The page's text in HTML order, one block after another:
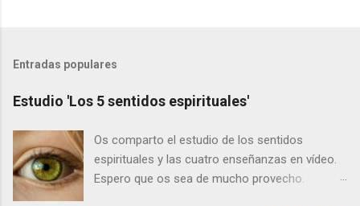
Entradas populares
Estudio 'Los 5 sentidos espirituales'
Os comparto el estudio de los sentidos
espirituales y las cuatro enseñanzas en vídeo.
Espero que os sea de mucho provecho.